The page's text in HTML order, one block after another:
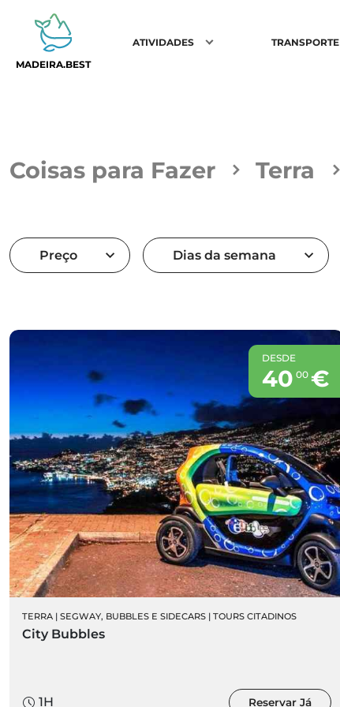
MADEIRA.BEST
ATIVIDADES TRANSPORTE
Coisas para Fazer Terra
Preço Dias da semana
DESDE
40 00 €
TERRA | SEGWAY, BUBBLES E SIDECARS | TOURS CITADINOS
City Bubbles
1H Reservar Já